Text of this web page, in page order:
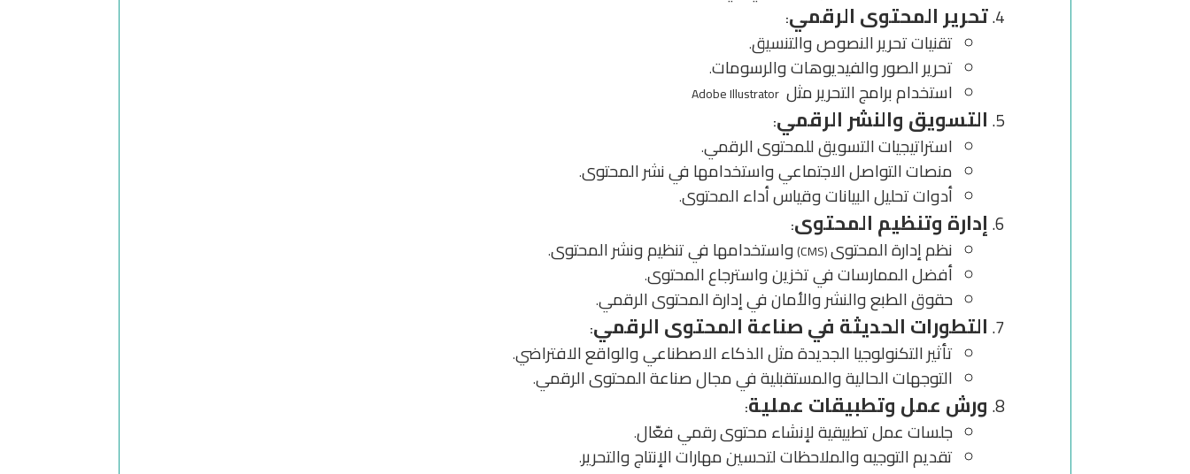
تحرير المحتوى الرقمي:
تقنيات تحرير النصوص والتنسيق.
تحرير الصور والفيديوهات والرسومات.
استخدام برامج التحرير مثلAdobe Illustrator
التسويق والنشر الرقمي:
استراتيجيات التسويق للمحتوى الرقمي.
منصات التواصل الاجتماعي واستخدامها في نشر المحتوى.
أدوات تحليل البيانات وقياس أداء المحتوى.
إدارة وتنظيم المحتوى:
نظم إدارة المحتوى(CMS)واستخدامها في تنظيم ونشر المحتوى.
أفضل الممارسات في تخزين واسترجاع المحتوى.
حقوق الطبع والنشر والأمان في إدارة المحتوى الرقمي.
التطورات الحديثة في صناعة المحتوى الرقمي:
تأثير التكنولوجيا الجديدة مثل الذكاء الاصطناعي والواقع الافتراضي.
التوجهات الحالية والمستقبلية في مجال صناعة المحتوى الرقمي.
ورش عمل وتطبيقات عملية:
جلسات عمل تطبيقية لإنشاء محتوى رقمي فعّال.
تقديم التوجيه والملاحظات لتحسين مهارات الإنتاج والتحرير.